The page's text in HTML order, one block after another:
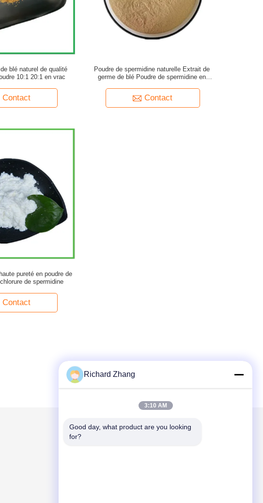
blé naturel de qualité
10:1 20:1 en vrac
Contact
Poudre de spermidine naturelle Extrait de
germe de blé Poudre de spermidine en
Contact
pureté en poudre de
de spermidine
Contact
Mail nous
Richard Zhang
3:10 AM
Good day, what product are you looking
for?